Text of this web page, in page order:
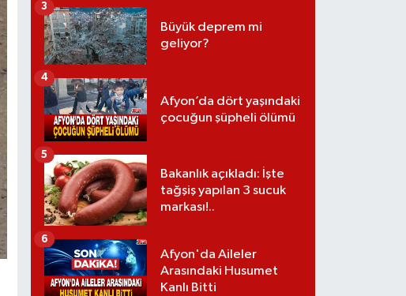
Büyük deprem mi
geliyor?
3
Afyon’da dört yaşındaki
çocuğun şüpheli ölümü
4
Bakanlık açıkladı: İşte
tağşiş yapılan 3 sucuk
markası!..
5
Afyon'da Aileler
Arasındaki Husumet
Kanlı Bitti
6